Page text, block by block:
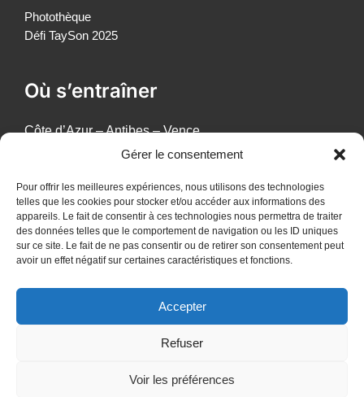
Gérer le consentement
Pour offrir les meilleures expériences, nous utilisons des technologies
telles que les cookies pour stocker et/ou accéder aux informations des
appareils. Le fait de consentir à ces technologies nous permettra de traiter
des données telles que le comportement de navigation ou les ID uniques
sur ce site. Le fait de ne pas consentir ou de retirer son consentement peut
avoir un effet négatif sur certaines caractéristiques et fonctions.
Accepter
Refuser
Voir les préférences
Photothèque
Défi TaySon 2025
Où s’entraîner
Côte d’Azur – Antibes – Vence
Cergy
Courdimanche
Fresnes
Lyon
Paris 75015 – Dojo de grenelle
Paris 75015 – Gymnase des Cévennes
Vauréal